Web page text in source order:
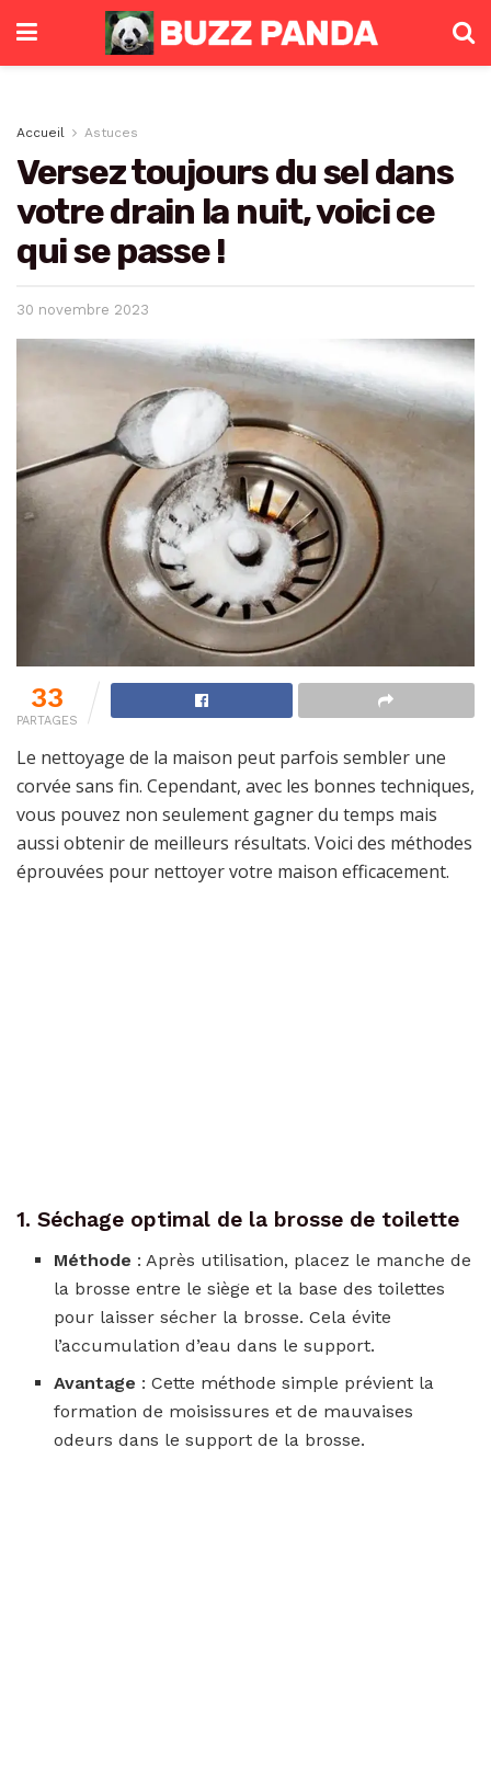
Accueil Astuces
Versez toujours du sel dans
votre drain la nuit, voici ce
qui se passe !
30 novembre 2023
33
PARTAGES
Le nettoyage de la maison peut parfois sembler une
corvée sans fin. Cependant, avec les bonnes techniques,
vous pouvez non seulement gagner du temps mais
aussi obtenir de meilleurs résultats. Voici des méthodes
éprouvées pour nettoyer votre maison efficacement.
1. Séchage optimal de la brosse de toilette
Méthode : Après utilisation, placez le manche de
la brosse entre le siège et la base des toilettes
pour laisser sécher la brosse. Cela évite
l’accumulation d’eau dans le support.
Avantage : Cette méthode simple prévient la
formation de moisissures et de mauvaises
odeurs dans le support de la brosse.